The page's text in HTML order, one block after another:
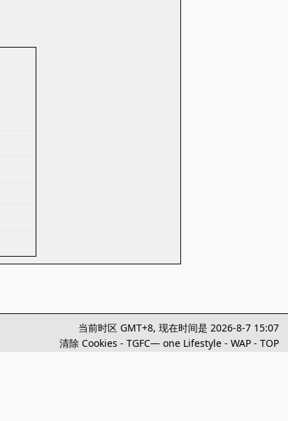
当前时区 GMT+8, 现在时间是 2026-8-7 15:07
清除 Cookies - TGFC— one Lifestyle- WAP- TOP